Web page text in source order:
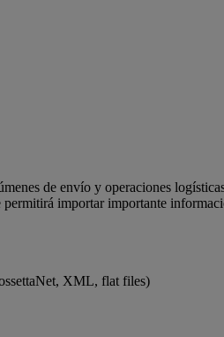
de envío y operaciones
importar importante
XML, flat files)